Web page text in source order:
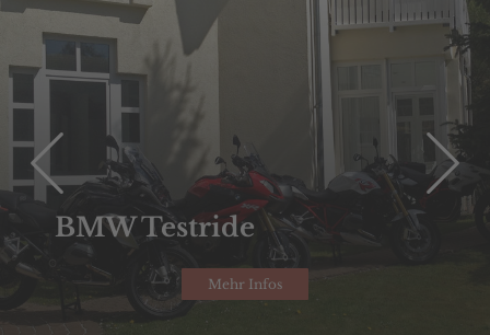
BMW Testride
Mehr Infos